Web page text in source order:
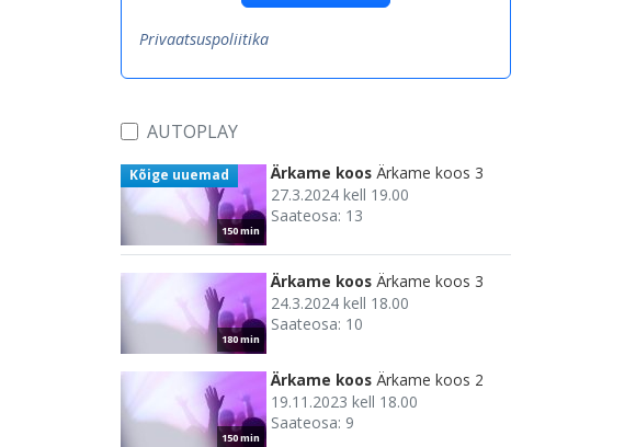
Privaatsuspoliitika
AUTOPLAY
150 min
Kõige uuemad Ärkame koos Ärkame koos 3
27.3.2024 kell 19.00
Saateosa: 13
180 min
Ärkame koos Ärkame koos 3
24.3.2024 kell 18.00
Saateosa: 10
150 min
Ärkame koos Ärkame koos 2
19.11.2023 kell 18.00
Saateosa: 9